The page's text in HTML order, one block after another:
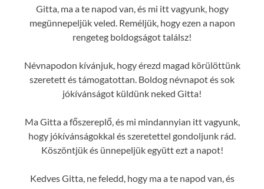
Gitta, ma a te napod van, és mi itt vagyunk, hogy
megünnepeljük veled. Reméljük, hogy ezen a napon
rengeteg boldogságot találsz!
Névnapodon kívánjuk, hogy érezd magad körülöttünk
szeretett és támogatottan. Boldog névnapot és sok
jókívánságot küldünk neked Gitta!
Ma Gitta a főszereplő, és mi mindannyian itt vagyunk,
hogy jókívánságokkal és szeretettel gondoljunk rád.
Köszöntjük és ünnepeljük együtt ezt a napot!
Kedves Gitta, ne feledd, hogy ma a te napod van, és